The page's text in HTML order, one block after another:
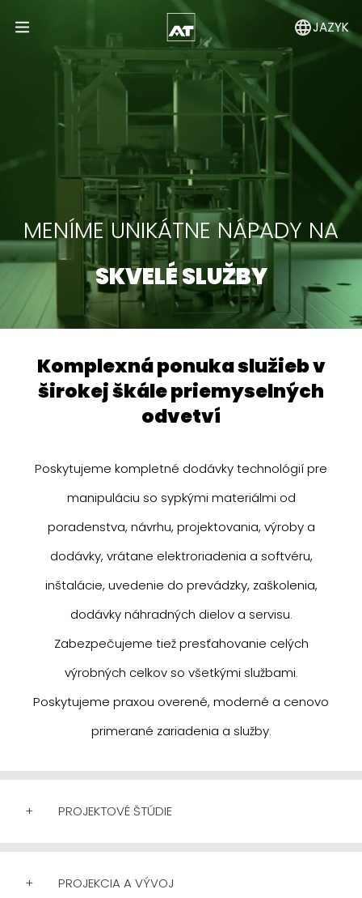
Open Menu JAZYK
MENÍME UNIKÁTNE NÁPADY NA
SKVELÉ SLUŽBY
komplexná ponuka služieb v
širokej škále priemyselných
odvetví
Poskytujeme kompletné dodávky technológií pre
manipuláciu so sypkými materiálmi od
poradenstva, návrhu, projektovania, výroby a
dodávky, vrátane elektroriadenia a softvéru,
inštalácie, uvedenie do prevádzky, zaškolenia,
dodávky náhradných dielov a servisu.
Zabezpečujeme tiež presťahovanie celých
výrobných celkov so všetkými službami.
Poskytujeme praxou overené, moderné a cenovo
primerané zariadenia a služby.
+ PROJEKTOVÉ ŠTÚDIE
+ PROJEKCIA A VÝVOJ